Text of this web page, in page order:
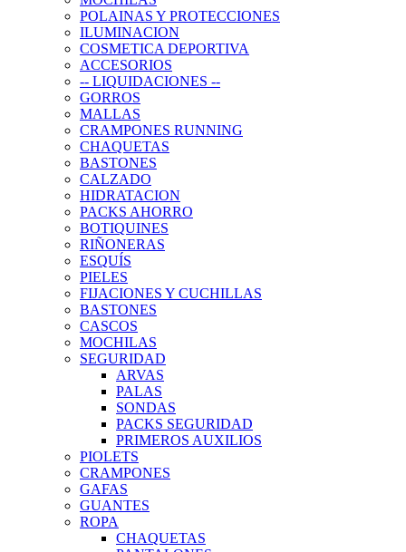
POLAINAS Y PROTECCIONES
ILUMINACION
COSMETICA DEPORTIVA
ACCESORIOS
-- LIQUIDACIONES --
GORROS
MALLAS
CRAMPONES RUNNING
CHAQUETAS
BASTONES
CALZADO
HIDRATACION
PACKS AHORRO
BOTIQUINES
RIÑONERAS
ESQUÍS
PIELES
FIJACIONES Y CUCHILLAS
BASTONES
CASCOS
MOCHILAS
SEGURIDAD
ARVAS
PALAS
SONDAS
PACKS SEGURIDAD
PRIMEROS AUXILIOS
PIOLETS
CRAMPONES
GAFAS
GUANTES
ROPA
CHAQUETAS